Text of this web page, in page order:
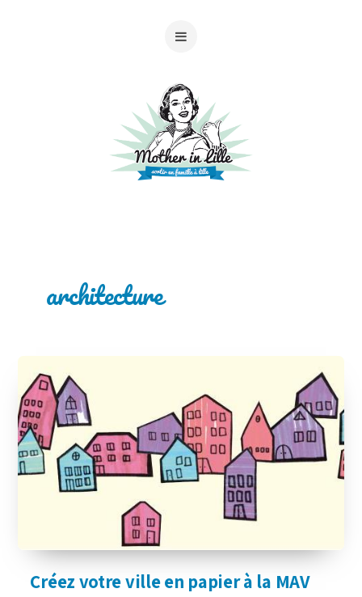
architecture
Créez votre ville en papier à la MAV